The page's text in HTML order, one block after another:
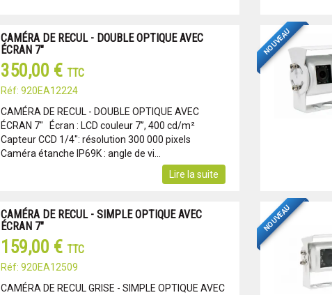
CAMÉRA DE RECUL - DOUBLE OPTIQUE AVEC
ÉCRAN 7"
350,00 € TTC
Réf: 920EA12224
CAMÉRA DE RECUL - DOUBLE OPTIQUE AVEC
ÉCRAN 7" Écran : LCD couleur 7’’, 400 cd/m²
Capteur CCD 1/4": résolution 300 000 pixels
Caméra étanche IP69K : angle de vi...
Lire la suite
NOUVEAU
CAMÉRA DE RECUL - SIMPLE OPTIQUE AVEC
ÉCRAN 7"
159,00 € TTC
Réf: 920EA12509
CAMÉRA DE RECUL GRISE - SIMPLE OPTIQUE AVEC
NOUVEAU